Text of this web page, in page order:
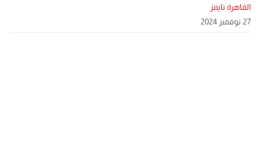
القاهرة تايمز
27 نوفمبر 2024